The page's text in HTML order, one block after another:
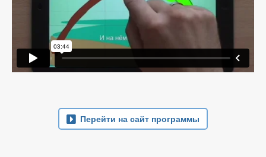
Перейти на сайт программы